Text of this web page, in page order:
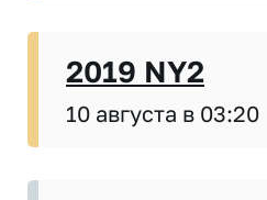
2019 NY2
10 августа в 03:20